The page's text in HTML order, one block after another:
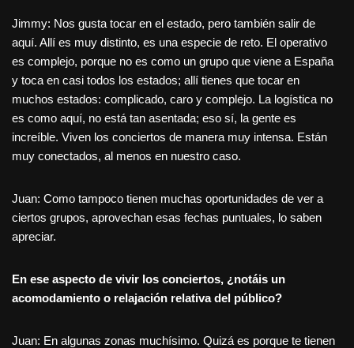
Jimmy: Nos gusta tocar en el estado, pero también salir de
aquí. Allí es muy distinto, es una especie de reto. El operativo
es complejo, porque no es como un grupo que viene a España
y toca en casi todos los estados; allí tienes que tocar en
muchos estados: complicado, caro y complejo. La logística no
es como aquí, no está tan asentada; eso sí, la gente es
increíble. Viven los conciertos de manera muy intensa. Están
muy conectados, al menos en nuestro caso.
Juan: Como tampoco tienen muchas oportunidades de ver a
ciertos grupos, aprovechan esas fechas puntuales, lo saben
apreciar.
En ese aspecto de vivir los conciertos, ¿notáis un
acomodamiento o relajación relativa del público?
Juan: En algunas zonas muchísimo. Quizá es porque te tienen